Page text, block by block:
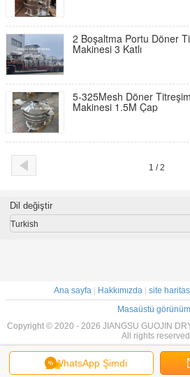
2 Boşaltma Portu Döner
Makinesi 3 Katlı
5-325Mesh Döner
Makinesi 1.5M Çap
1 / 2
WhatsApp Şimdi
Dil değiştir
Turkish
Ana sayfa| Hakkımızda| site
Masaüstü
Copyright © 2020 - 2026 JIANGSU GUOJIN
All rights